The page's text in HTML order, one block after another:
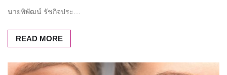
นายพิพัฒน์ รัชกิจประ…
READ MORE